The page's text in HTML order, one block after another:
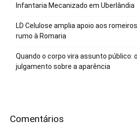
Infantaria Mecanizado em Uberlândia
LD Celulose amplia apoio aos
rumo à Romaria
Quando o corpo vira assunto público:
julgamento sobre a aparência
Comentários